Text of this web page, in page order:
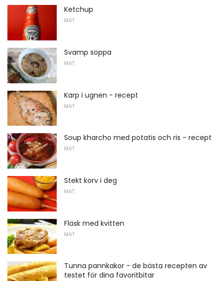
Ketchup
MAT
Svamp soppa
MAT
Karp i ugnen - recept
MAT
Soup kharcho med potatis och ris - recept
MAT
Stekt korv i deg
MAT
Fläsk med kvitten
MAT
Tunna pannkakor - de bästa recepten av
testet för dina favoritbitar